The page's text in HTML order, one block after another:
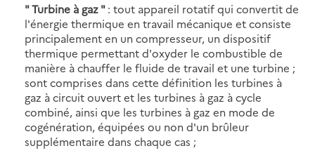
" Turbine à gaz ": tout appareil rotatif qui convertit de
l'énergie thermique en travail mécanique et consiste
principalement en un compresseur, un dispositif
thermique permettant d'oxyder le combustible de
manière à chauffer le fluide de travail et une turbine ;
sont comprises dans cette définition les turbines à
gaz à circuit ouvert et les turbines à gaz à cycle
combiné, ainsi que les turbines à gaz en mode de
cogénération, équipées ou non d'un brûleur
supplémentaire dans chaque cas ;